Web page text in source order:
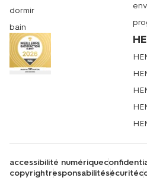
dormir
bain
accessibilité numérique
copyrightresponsabilitésécurité